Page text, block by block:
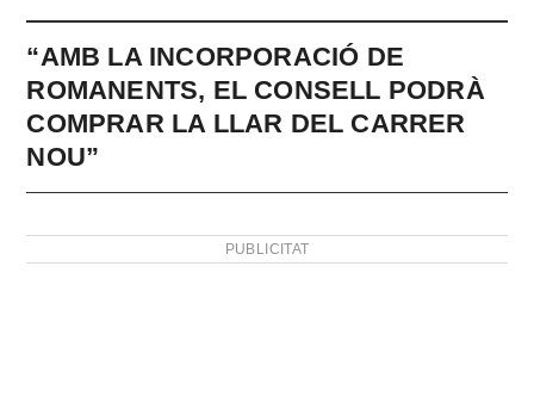
“AMB LA INCORPORACIÓ DE
ROMANENTS, EL CONSELL PODRÀ
COMPRAR LA LLAR DEL CARRER
NOU”
PUBLICITAT